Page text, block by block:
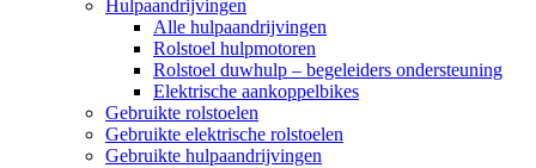
Hulpaandrijvingen
Alle hulpaandrijvingen
Rolstoel hulpmotoren
Rolstoel duwhulp – begeleiders ondersteuning
Elektrische aankoppelbikes
Gebruikte rolstoelen
Gebruikte elektrische rolstoelen
Gebruikte hulpaandrijvingen